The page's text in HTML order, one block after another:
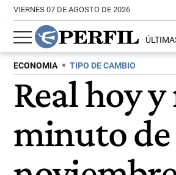
VIERNES 07 DE AGOSTO DE 2026
ECONOMIA TIPO DE CAMBIO
Real hoy
minuto de